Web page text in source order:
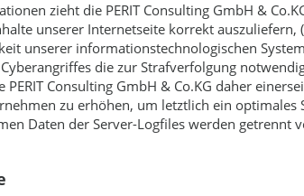
zieht die PERIT Consulting GmbH &
unserer Internetseite korrekt
unserer informationstechnologischen
die zur Strafverfolgung
Consulting GmbH & Co.KG daher
zu erhöhen, um letztlich ein
Daten der Server-Logfiles werden getrennt